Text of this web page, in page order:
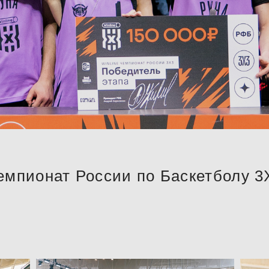
России по Баскетболу